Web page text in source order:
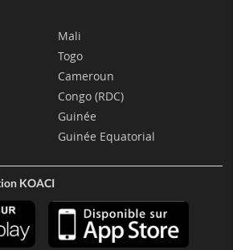
Mali
Togo
Cameroun
Congo (RDC)
Guinée
Guinée Equatorial
KOACI